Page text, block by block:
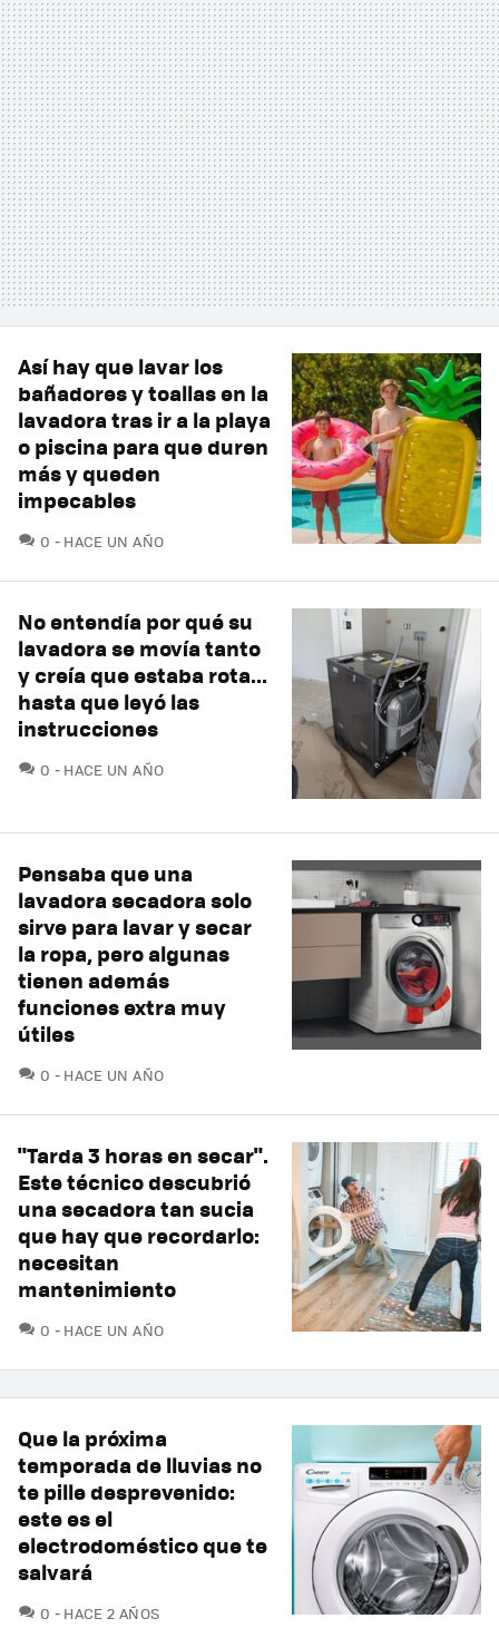
Así hay que lavar los
bañadores y toallas en la
lavadora tras ir a la playa
o piscina para que duren
más y queden
impecables
0 COMENTARIOS
HACE UN AÑO
No entendía por qué su
lavadora se movía tanto
y creía que estaba rota...
hasta que leyó las
instrucciones
0 COMENTARIOS
HACE UN AÑO
Pensaba que una
lavadora secadora solo
sirve para lavar y secar
la ropa, pero algunas
tienen además
funciones extra muy
útiles
0 COMENTARIOS
HACE UN AÑO
"Tarda 3 horas en secar".
Este técnico descubrió
una secadora tan sucia
que hay que recordarlo:
necesitan
mantenimiento
0 COMENTARIOS
HACE UN AÑO
Que la próxima
temporada de lluvias no
te pille desprevenido:
este es el
electrodoméstico que te
salvará
0 COMENTARIOS
HACE 2 AÑOS